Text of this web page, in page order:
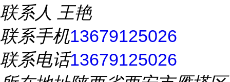
联系人 王艳
联系手机13679125026
联系电话13679125026